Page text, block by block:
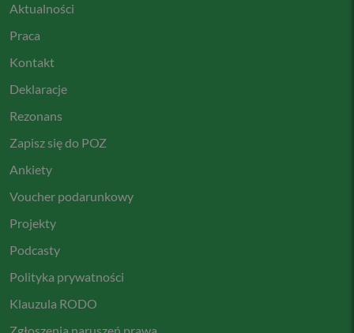
Aktualności
Praca
Kontakt
Deklaracje
Rezonans
Zapisz się do POZ
Ankiety
Voucher podarunkowy
Projekty
Podcasty
Polityka prywatności
Klauzula RODO